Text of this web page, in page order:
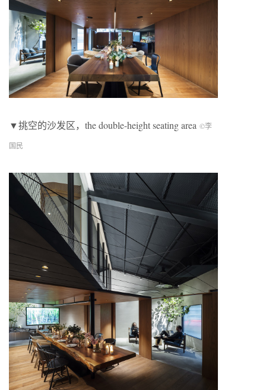
▼挑空的沙发区，the double-height seating area ©李
国民